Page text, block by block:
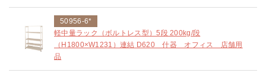
50956-6*
軽中量ラック（ボルトレス型）5段 200kg/段
（H1800×W1231）連結 D620 什器 オフィス 店舗用
品